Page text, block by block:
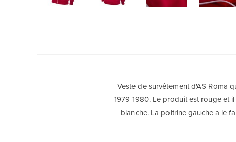
Veste de survêtement d'AS Roma
1979-1980. Le produit est rouge et
blanche. La poitrine gauche a le